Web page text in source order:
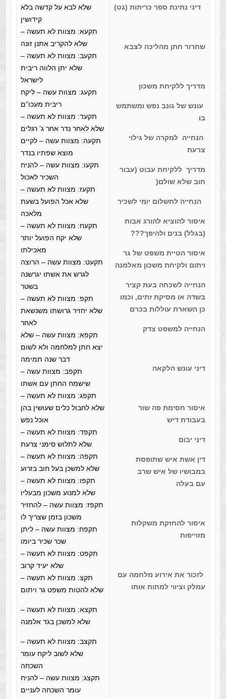
דיני נתינת ספר כריתות (גט)
שחרור חתן מהליכה לצבא
מדריך ללקיחת משכון
עונש של גונב נפש ומשתמש
בו
הנחייה למקרה של גילוי
צרעת
מדריך ללקיחת עבוט (עבור
חוב שלא שולם(
הנחייה לתשלום יומי לשכיר
איסור להוציא להורג אבות
(בגלל) בנים ולהיפך???
איסור הטיית משפט של גר
ויתום ולקיחת משכון מאלמנה
הנחייה לשכחה בעת קציר
בשדה או מסיקת זתים, וכמו
כן השארת עוללות בכרם
הנחייה למשפט צדק
דיני עונש הלקאה
איסור חסימת פה שור
בעבודת דיש
דיני יבום
דין אשת איש שתופסת
במבושיו של איש שרב
עם בעלה
איסור להחזקת משקלות
מזוייפות
לזכור את אירוע מלחמה עם
עמלק וציווי למחות אותו
שלא לבא על קדשה בלא
קידושין
תקעא: מצוות לא תעשה –
שלא להקריב אתנן זונה
תקעב: מצוות לא תעשה –
שלא יתן הלווה ריבית
לישראל
תקעג: מצוות עשה – ליקח
ריבית מעכו”ם
תקעד: מצוות לא תעשה –
שלא לאחר נדר אחר ג’ רגלים
תקעה: מצוות עשה – לקיים
מוצא שפתיו בנדר
תקעו: מצוות עשה – להניח
השכיר לאכול
תקעז: מצוות לא תעשה –
שלא אכל הפועל בשעת
מלאכה
תקעח: מצוות לא תעשה –
שלא יקח הפועל יותר
מאכילתו
תקעט: מצוות עשה – הרוצה
לגרש את אשתו יגרשנה
בשטר
תקפ: מצוות לא תעשה –
שלא יחזיר גרושתו משנשאת
לאחר
תקפא: מצוות עשה – שלא
יצא חתן למלחמה ולא לשום
דבר שנה תמימה
תקפב: מצוות עשה –
שישמח החתן עם אשתו
תקפג: מצוות לא תעשה –
שלא לחבול כלים שעושין בהן
אוכל נפש
תקפד: מצוות לא תעשה –
שלא לתלוש סימני צרעת
תקפה: מצוות לא תעשה –
שלא למשכן בעל חוב בזרוע
תקפו: מצוות לא תעשה –
שלא למנוע משכון מבעליו
תקפז: מצוות עשה – להחזיר
משכון בזמן שצריך לו
תקפח: מצוות עשה – ליתן
שכר שכיר ביומו
תקפט: מצוות לא תעשה –
שלא יעיד קרוב
תקצ: מצוות לא תעשה –
שלא להטות משפט גר ויתום
תקצא: מצוות לא תעשה –
שלא למשכן בגד אלמנה
תקצב: מצוות לא תעשה –
שלא לשוב ליקח עומר
השכחה
תקצג: מצוות עשה – להניח
עומר השכחה לעניים